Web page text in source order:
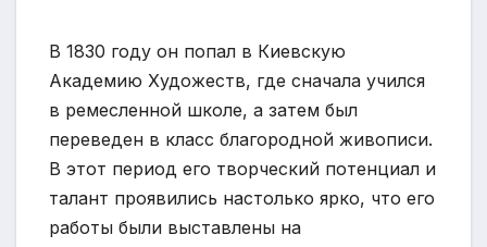
В 1830 году он попал в Киевскую
Академию Художеств, где сначала учился
в ремесленной школе, а затем был
переведен в класс благородной живописи.
В этот период его творческий потенциал и
талант проявились настолько ярко, что его
работы были выставлены на